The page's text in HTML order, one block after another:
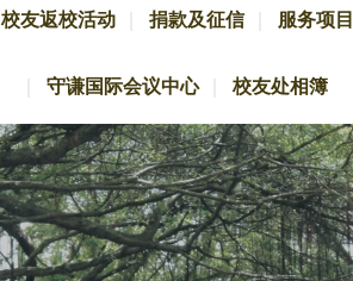
校友返校活动 捐款及征信 服务项目
守谦国际会议中心 校友处相簿